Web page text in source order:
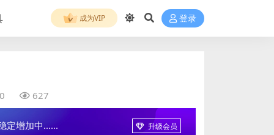
成为VIP 登录
0 627
定增加中...... 升级会员